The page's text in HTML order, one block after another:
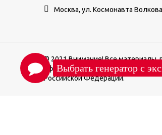
Москва, ул. Космонавта
© 2021 Внимание! Все материалы,
офертой, определяемой
Российской Федерации.